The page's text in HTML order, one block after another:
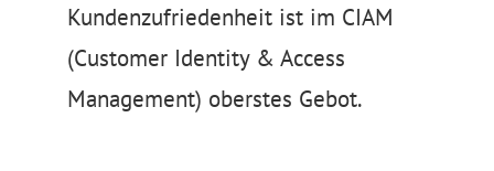
Kundenzufriedenheit ist im CIAM
(Customer Identity & Access
Management) oberstes Gebot.